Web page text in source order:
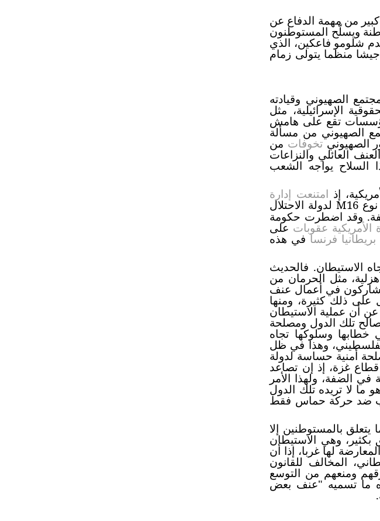
من مهمة الدفاع عن
ويسلّح المستوطنون
شلومو فاعكين، الذي
منظما يتولى زمام
الصهيوني وقيادته
الإسرائيلية، مثل
تقع على هامش
الصهيوني من مسألة
الصهيونيتخوفات من
العائلي والنزاعات
السلاح يواجه الشعب
إذ امتنعت إدارة
M16لدولة الاحتلال
وقد اضطرت حكومة
الأمريكية عقوبات على
بريطانيا فرنسافي هذه
الاستيطان. فالحديث
مثل الحرمان من
يشاركون في أعمال عنف
على ذلك كثيرة، ومنها
أن عملية الاستيطان
تلك الدول ومصلحة
خطابها وسلوكها تجاه
وهذا في ظل
أمنية حساسة لدولة
غزة، إذ إن تصاعد
الضفة، ولهذا الأمر
ما لا تريده تلك الدول
ضد حركة حماس فقط
بالمستوطنين إلا
وهي الاستيطان
لها غربا، إذا أن
المخالف للقانون
ومنعهم من التوسع
ما تسميه "عنف بعض